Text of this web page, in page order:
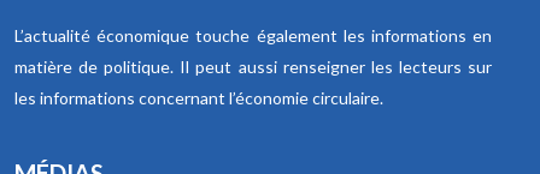
L’actualité économique touche également les informations en
matière de politique. Il peut aussi renseigner les lecteurs sur
les informations concernant l’économie circulaire.